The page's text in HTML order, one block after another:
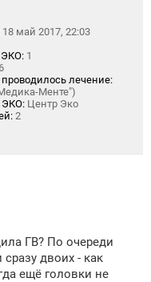
18 май 2017, 22:03
ЭКО: 1
6
лечение:
Менте")
ЭКО: Центр Эко
2
ГВ? По очереди
двоих - как
ещё головки не